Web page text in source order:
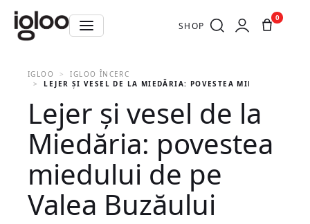
SHOP
0
IGLOO
IGLOO ÎNCERC
LEJER ȘI VESEL DE LA MIEDĂRIA: POVESTEA MIEDULUI DE
Lejer și vesel de la
Miedăria: povestea
miedului de pe
Valea Buzăului